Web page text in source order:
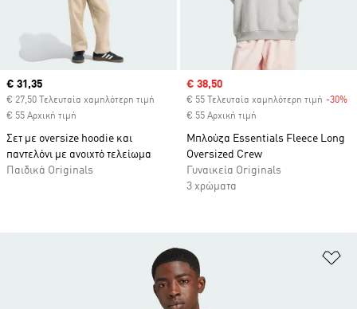
Current price
€ 31,35
€ 27,50 Τελευταία χαμηλότερη τιμή
€ 55 Αρχική τιμή
Σετ με oversize hoodie και
παντελόνι με ανοιχτό τελείωμα
Παιδικά Originals
Sale price
€ 38,50
€ 55 Τελευταία χαμηλότερη τιμή -30%
€ 55 Αρχική τιμή
Μπλούζα Essentials Fleece Long
Oversized Crew
Γυναικεία Originals
3 χρώματα